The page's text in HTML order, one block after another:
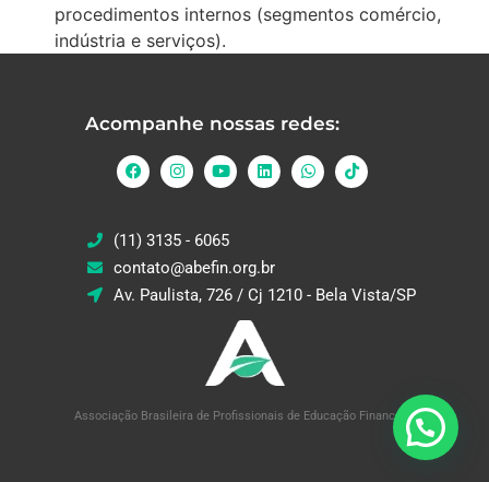
procedimentos internos (segmentos comércio,
indústria e serviços).
Acompanhe nossas redes:
(11) 3135 - 6065
contato@abefin.org.br
Av. Paulista, 726 / Cj 1210 - Bela Vista/SP
Associação Brasileira de Profissionais de Educação Financeira